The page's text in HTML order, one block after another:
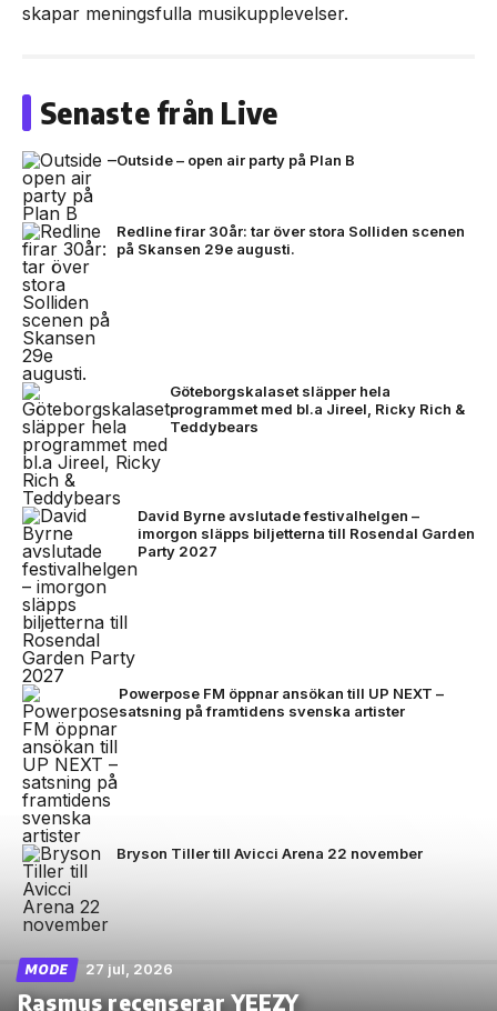
skapar meningsfulla musikupplevelser.
Senaste från Live
Outside – open air party på Plan B
Redline firar 30år: tar över stora Solliden scenen
på Skansen 29e augusti.
Göteborgskalaset släpper hela
programmet med bl.a Jireel, Ricky Rich &
Teddybears
David Byrne avslutade festivalhelgen –
imorgon släpps biljetterna till Rosendal Garden
Party 2027
Powerpose FM öppnar ansökan till UP NEXT –
satsning på framtidens svenska artister
Bryson Tiller till Avicci Arena 22 november
MODE 27 jul, 2026
Rasmus recenserar YEEZY